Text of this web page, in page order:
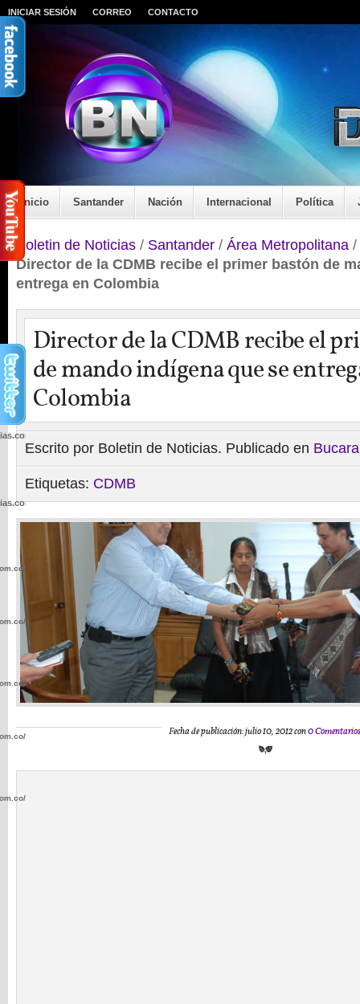
INICIAR SESIÓN CORREO CONTACTO
Inicio Santander Nación Internacional Política
Boletin de Noticias / Santander / Área Metropolitana /
Director de la CDMB recibe el primer bastón de
entrega en Colombia
Director de la CDMB recibe el
de mando indígena que se
Colombia
Escrito por Boletin de Noticias. Publicado en
Etiquetas: CDMB
Fecha de publicación: julio 10, 2012 con0
wp-
wp-
wp-
wp-
wp-
wp-
wp-